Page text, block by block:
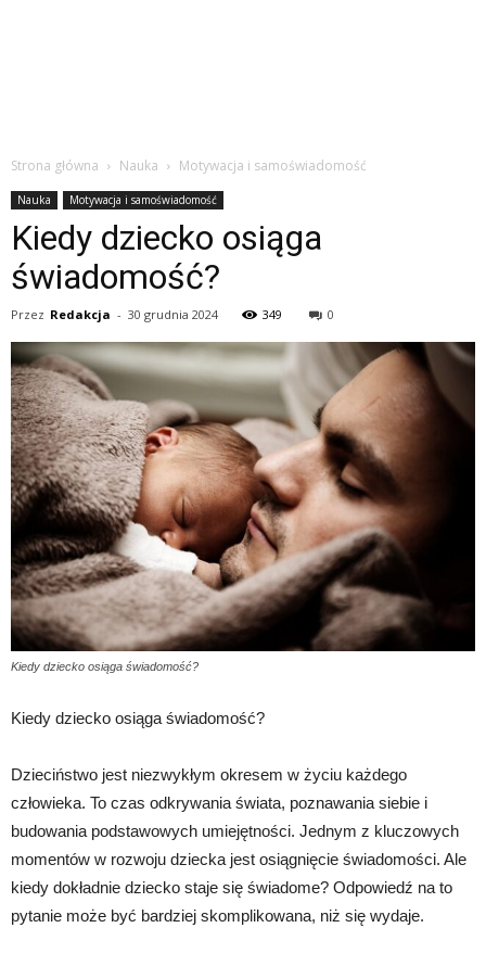
Strona główna Nauka Motywacja i samoświadomość
Nauka Motywacja i samoświadomość
Kiedy dziecko osiąga
świadomość?
Przez Redakcja - 30 grudnia 2024 349 0
Kiedy dziecko osiąga świadomość?
Kiedy dziecko osiąga świadomość?
Dzieciństwo jest niezwykłym okresem w życiu każdego
człowieka. To czas odkrywania świata, poznawania siebie i
budowania podstawowych umiejętności. Jednym z kluczowych
momentów w rozwoju dziecka jest osiągnięcie świadomości. Ale
kiedy dokładnie dziecko staje się świadome? Odpowiedź na to
pytanie może być bardziej skomplikowana, niż się wydaje.